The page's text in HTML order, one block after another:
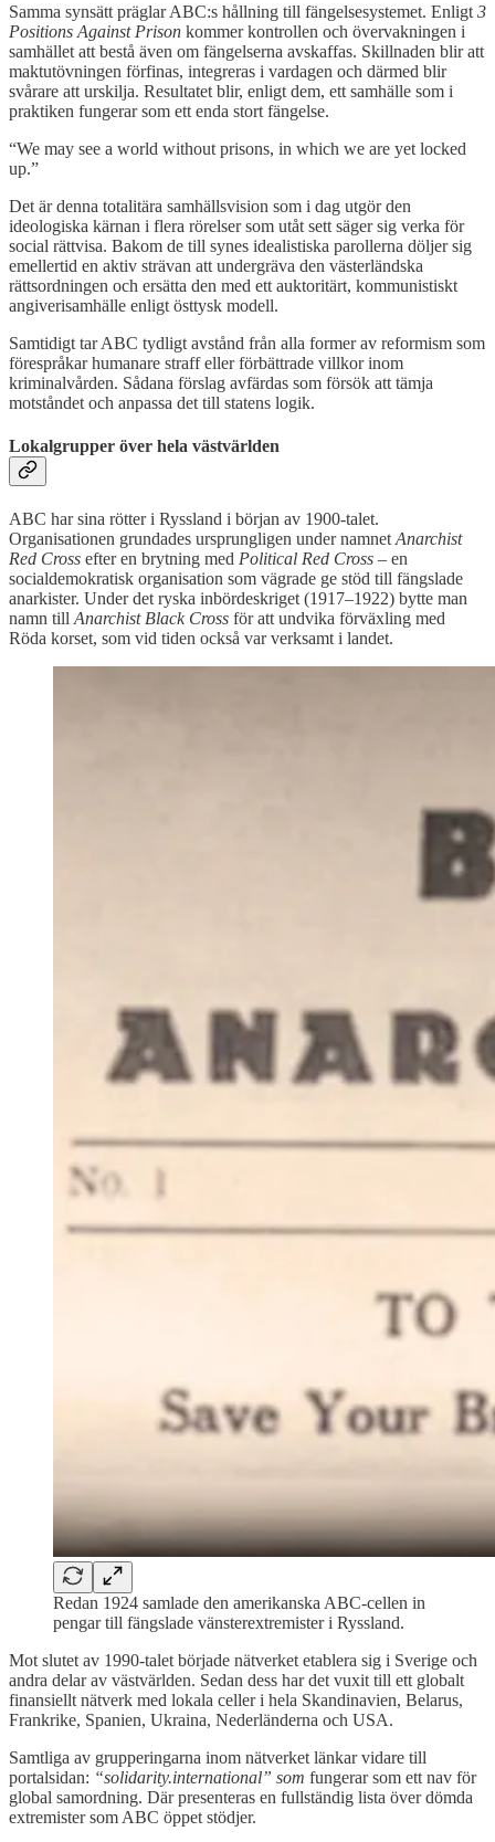
Samma synsätt präglar ABC:s hållning till fängelsesystemet. Enligt 3
Positions Against Prison kommer kontrollen och övervakningen i
samhället att bestå även om fängelserna avskaffas. Skillnaden blir att
maktutövningen förfinas, integreras i vardagen och därmed blir
svårare att urskilja. Resultatet blir, enligt dem, ett samhälle som i
praktiken fungerar som ett enda stort fängelse.
“We may see a world without prisons, in which we are yet locked
up.”
Det är denna totalitära samhällsvision som i dag utgör den
ideologiska kärnan i flera rörelser som utåt sett säger sig verka för
social rättvisa. Bakom de till synes idealistiska parollerna döljer sig
emellertid en aktiv strävan att undergräva den västerländska
rättsordningen och ersätta den med ett auktoritärt, kommunistiskt
angiverisamhälle enligt östtysk modell.
Samtidigt tar ABC tydligt avstånd från alla former av reformism som
förespråkar humanare straff eller förbättrade villkor inom
kriminalvården. Sådana förslag avfärdas som försök att tämja
motståndet och anpassa det till statens logik.
Lokalgrupper över hela västvärlden
ABC har sina rötter i Ryssland i början av 1900-talet.
Organisationen grundades ursprungligen under namnet Anarchist
Red Cross efter en brytning med Political Red Cross – en
socialdemokratisk organisation som vägrade ge stöd till fängslade
anarkister. Under det ryska inbördeskriget (1917–1922) bytte man
namn till Anarchist Black Cross för att undvika förväxling med
Röda korset, som vid tiden också var verksamt i landet.
Redan 1924 samlade den amerikanska ABC-cellen in
pengar till fängslade vänsterextremister i Ryssland.
Mot slutet av 1990-talet började nätverket etablera sig i Sverige och
andra delar av västvärlden. Sedan dess har det vuxit till ett globalt
finansiellt nätverk med lokala celler i hela Skandinavien, Belarus,
Frankrike, Spanien, Ukraina, Nederländerna och USA.
Samtliga av grupperingarna inom nätverket länkar vidare till
portalsidan: “solidarity.international” som fungerar som ett nav för
global samordning. Där presenteras en fullständig lista över dömda
extremister som ABC öppet stödjer.